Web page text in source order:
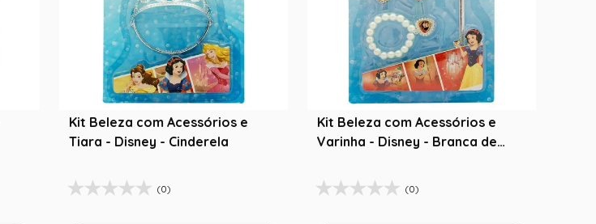
Kit Beleza com Acessórios e
Tiara - Disney - Cinderela
(0)
Kit Beleza com Acessórios e
Varinha - Disney - Branca de
(0)